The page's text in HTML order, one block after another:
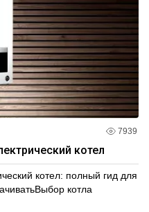
7939
котел
котел: полный гид для
котла